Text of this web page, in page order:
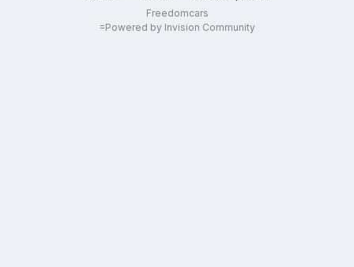
Freedomcars
=Powered by Invision Community